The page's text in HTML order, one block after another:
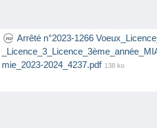
Arrêté n°2023-1266
mie_2023-2024_4237.pdf 138 ko